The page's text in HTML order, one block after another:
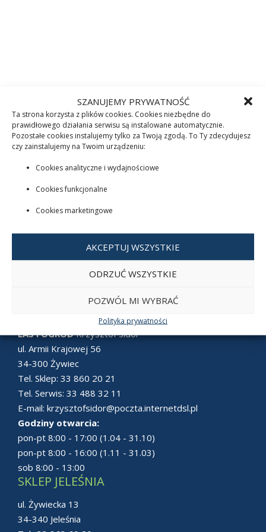
SZANUJEMY PRYWATNOŚĆ
Ta strona korzysta z plików cookies. Cookies niezbędne do
prawidłowego działania serwisu są instalowane automatycznie.
Pozostałe cookies instalujemy tylko za Twoją zgodą. To Ty zdecydujesz
czy zainstalujemy na Twoim urządzeniu:
Cookies analityczne i wydajnościowe
Cookies funkcjonalne
Cookies marketingowe
AKCEPTUJ WSZYSTKIE
ODRZUĆ WSZYSTKIE
POZWÓL MI WYBRAĆ
Polityka prywatności
LAS i OGRÓDKrzysztof Sidor
ul. Armii Krajowej 56
34-300 Żywiec
Tel. Sklep: 33 860 20 21
Tel. Serwis: 33 488 32 11
E-mail: krzysztofsidor@poczta.internetdsl.pl
Godziny otwarcia:
pon-pt 8:00 - 17:00 (1.04 - 31.10)
pon-pt 8:00 - 16:00 (1.11 - 31.03)
sob 8:00 - 13:00
SKLEP JELEŚNIA
ul. Żywiecka 13
34-340 Jeleśnia